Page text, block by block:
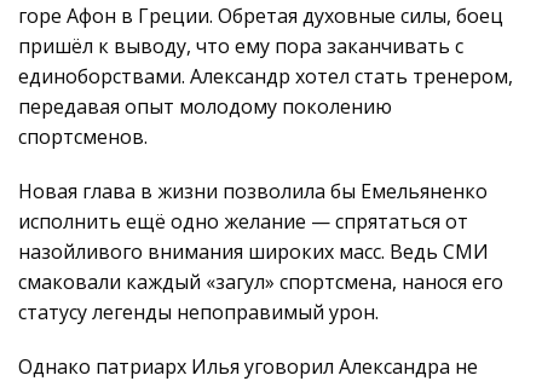
горе Афон в Греции. Обретая духовные силы, боец
пришёл к выводу, что ему пора заканчивать с
единоборствами. Александр хотел стать тренером,
передавая опыт молодому поколению
спортсменов.
Новая глава в жизни позволила бы Емельяненко
исполнить ещё одно желание — спрятаться от
назойливого внимания широких масс. Ведь СМИ
смаковали каждый «загул» спортсмена, нанося его
статусу легенды непоправимый урон.
Однако патриарх Илья уговорил Александра не